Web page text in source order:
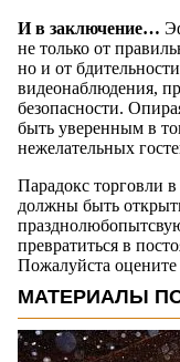
И в заключение…
не только от
но и от
видеонаблюдения,
безопасности.
быть уверенным в
нежелательных
Парадокс торговли
должны быть
превратиться в
Пожалуйста оцените
МАТЕРИАЛЫ